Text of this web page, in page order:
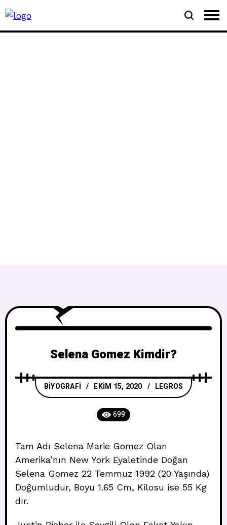
Selena Gomez Kimdir?
BIYOGRAFI EKIM 15, 2020 LEGROS
699
Tam Adı Selena Marie Gomez Olan
Amerika’nın New York Eyaletinde Doğan
Selena Gomez 22 Temmuz 1992 (20 Yaşında)
Doğumludur, Boyu 1.65 Cm, Kilosu ise 55 Kg
dır.